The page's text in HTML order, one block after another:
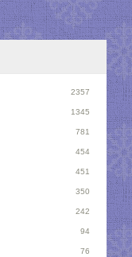
2357
1345
781
454
451
350
242
94
76